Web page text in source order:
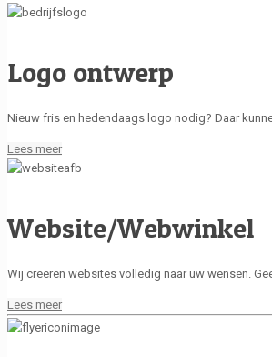
Logo ontwerp
Nieuw fris en hedendaags logo nodig? Daar
Lees meer
Website/Webwinkel
Wij creëren websites volledig naar uw wensen.
Lees meer